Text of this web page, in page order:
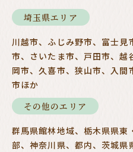
埼玉県エリア
川越市、ふじみ野市、富士見
市、 さいたま市、戸田市、越
岡市、久喜市、狭山市、入間
市ほか
その他のエリア
群馬県館林地域、栃木県県東
部、神奈川県、都内、茨城県